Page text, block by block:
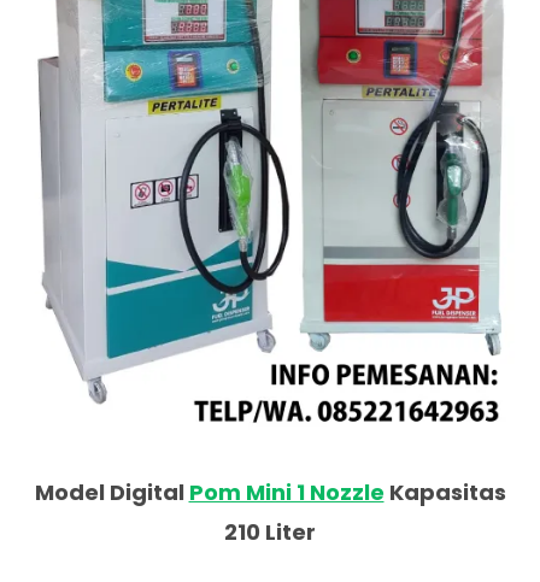
Model Digital Pom Mini 1 Nozzle Kapasitas
210 Liter